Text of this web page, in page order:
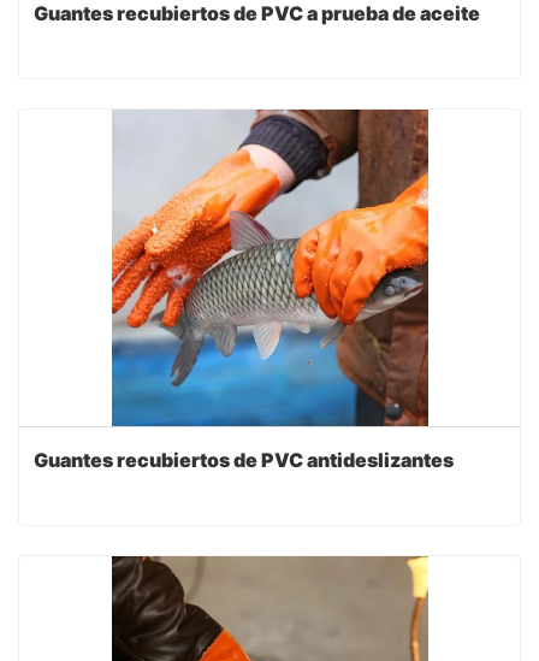
Guantes recubiertos de PVC a prueba de aceite
Guantes recubiertos de PVC antideslizantes